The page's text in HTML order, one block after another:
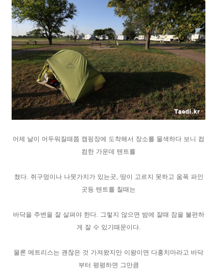
어제 날이 어두워질때쯤 캠핑장에 도착해서 장소를 물색하다 보니 컴
컴한 가운데 텐트를
쳤다. 쥐구멍이나 나뭇가지가 있는곳, 땅이 고르지 못하고 움푹 파인
곳등 텐트를 칠때는
바닥을 주변을 잘 살펴야 한다. 그렇지 않으면 밤에 잘때 잠을 불편하
게 잘 수 있기때문이다.
물론 메트리스는 괜찮은 것 가져왔지만 이왕이면 다홍치마라고 바닥
부터 평평하면 그만큼